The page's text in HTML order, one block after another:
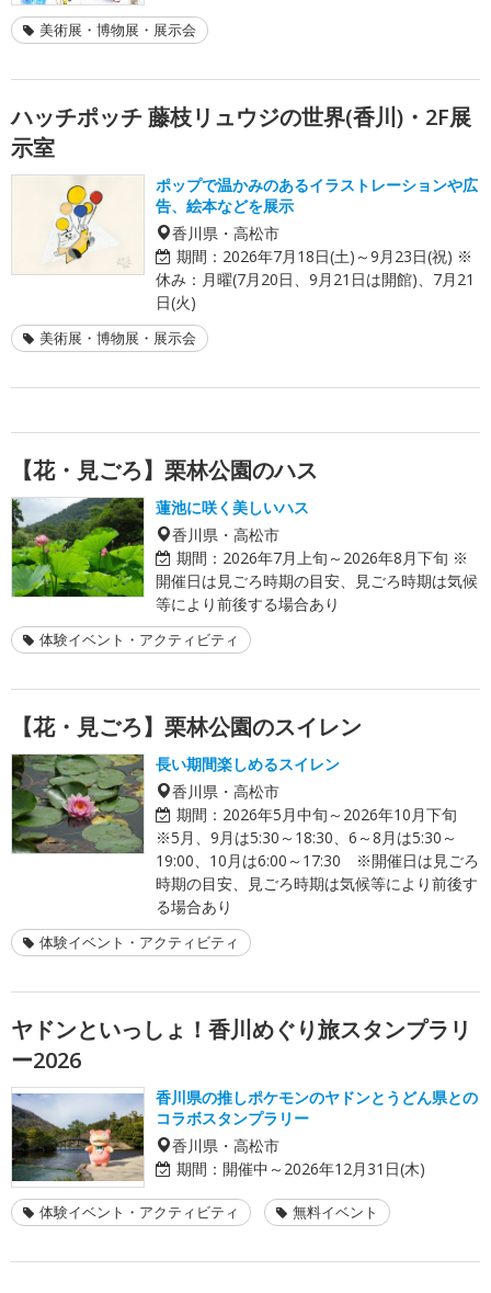
美術展・博物展・展示会
ハッチポッチ 藤枝リュウジの世界(香川)・2F展
示室
ポップで温かみのあるイラストレーションや広
告、絵本などを展示
香川県・高松市
期間： 2026年7月18日(土)～9月23日(祝) ※
休み：月曜(7月20日、9月21日は開館)、7月21
日(火)
美術展・博物展・展示会
【花・見ごろ】栗林公園のハス
蓮池に咲く美しいハス
香川県・高松市
期間： 2026年7月上旬～2026年8月下旬 ※
開催日は見ごろ時期の目安、見ごろ時期は気候
等により前後する場合あり
体験イベント・アクティビティ
【花・見ごろ】栗林公園のスイレン
長い期間楽しめるスイレン
香川県・高松市
期間： 2026年5月中旬～2026年10月下旬
※5月、9月は5:30～18:30、6～8月は5:30～
19:00、10月は6:00～17:30 ※開催日は見ごろ
時期の目安、見ごろ時期は気候等により前後す
る場合あり
体験イベント・アクティビティ
ヤドンといっしょ！香川めぐり旅スタンプラリ
ー2026
香川県の推しポケモンのヤドンとうどん県との
コラボスタンプラリー
香川県・高松市
期間： 開催中～2026年12月31日(木)
体験イベント・アクティビティ 無料イベント